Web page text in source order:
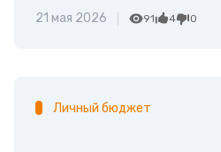
21 мая 2026 91 4 0
Личный бюджет